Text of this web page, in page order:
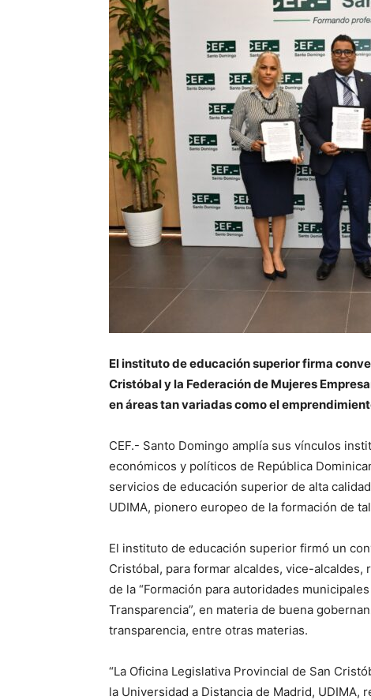
El instituto de educación superior firma
Cristóbal y la Federación de Mujeres
en áreas tan variadas como el
CEF.- Santo Domingo amplía sus vínculos
económicos y políticos de República
servicios de educación superior de alta
UDIMA, pionero europeo de la formación de
El instituto de educación superior firmó un
Cristóbal, para formar alcaldes, vice-
de la “Formación para autoridades
Transparencia”, en materia de buena
transparencia, entre otras materias.
“La Oficina Legislativa Provincial de San
la Universidad a Distancia de Madrid,